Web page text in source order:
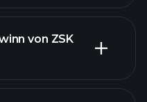
von ZSK